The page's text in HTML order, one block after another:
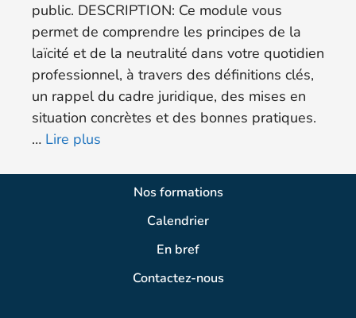
public. DESCRIPTION: Ce module vous
permet de comprendre les principes de la
laïcité et de la neutralité dans votre quotidien
professionnel, à travers des définitions clés,
un rappel du cadre juridique, des mises en
situation concrètes et des bonnes pratiques.
… Lire plus
Nos formations
Calendrier
En bref
Contactez-nous